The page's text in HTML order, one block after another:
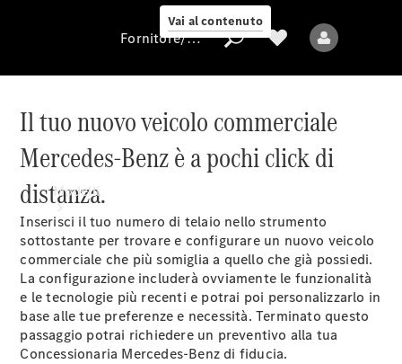
Vai al contenuto
Fornitore/protezione
dati
Modelli
Tutti i modelli
Fornitore/protezione dati
Il tuo nuovo veicolo commerciale
Mercedes-Benz è a pochi click di
distanza.
Inserisci il tuo numero di telaio nello strumento
sottostante per trovare e configurare un nuovo veicolo
commerciale che più somiglia a quello che già possiedi.
La configurazione includerà ovviamente le funzionalità
e le tecnologie più recenti e potrai poi personalizzarlo in
base alle tue preferenze e necessità. Terminato questo
passaggio potrai richiedere un preventivo alla tua
Concessionaria Mercedes-Benz di fiducia.